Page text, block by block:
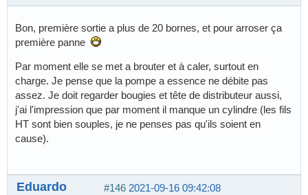
Bon, première sortie a plus de 20 bornes, et pour arroser ça
première panne
Par moment elle se met a brouter et à caler, surtout en
charge. Je pense que la pompe a essence ne débite pas
assez. Je doit regarder bougies et tête de distributeur aussi,
j'ai l'impression que par moment il manque un cylindre (les fils
HT sont bien souples, je ne penses pas qu'ils soient en
cause).
#146 2021-09-16 09:42:08
Eduardo